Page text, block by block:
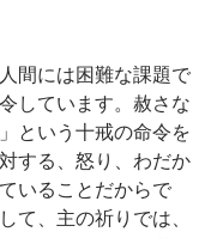
間には困難な課題で
しています。赦さな
という十戒の命令を
する、怒り、わだか
いることだからで
て、主の祈りでは、